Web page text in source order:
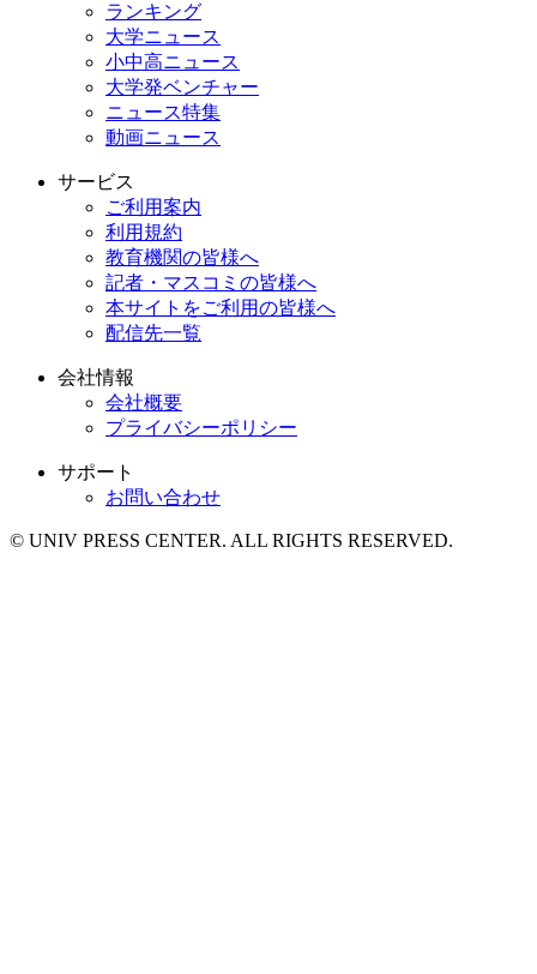
ランキング
大学ニュース
小中高ニュース
大学発ベンチャー
ニュース特集
動画ニュース
サービス
ご利用案内
利用規約
教育機関の皆様へ
記者・マスコミの皆様へ
本サイトをご利用の皆様へ
配信先一覧
会社情報
会社概要
プライバシーポリシー
サポート
お問い合わせ
© UNIV PRESS CENTER. ALL RIGHTS RESERVED.